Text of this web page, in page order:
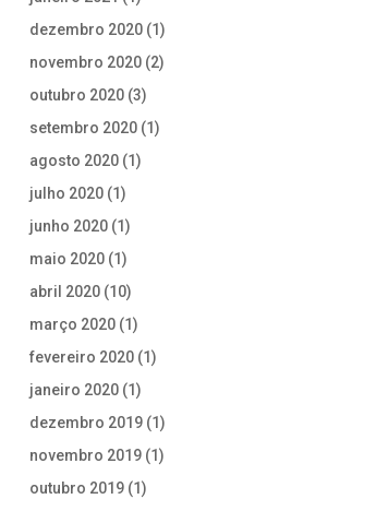
dezembro 2020 (1)
novembro 2020 (2)
outubro 2020 (3)
setembro 2020 (1)
agosto 2020 (1)
julho 2020 (1)
junho 2020 (1)
maio 2020 (1)
abril 2020 (10)
março 2020 (1)
fevereiro 2020 (1)
janeiro 2020 (1)
dezembro 2019 (1)
novembro 2019 (1)
outubro 2019 (1)